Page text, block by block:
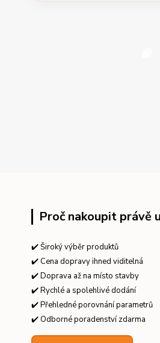
Proč nakoupit právě
✔️ Široký výběr produktů
✔️ Cena dopravy ihned viditelná
✔️ Doprava až na místo stavby
✔️ Rychlé a spolehlivé dodání
✔️ Přehledné porovnání parametrů
✔️ Odborné poradenství zdarma